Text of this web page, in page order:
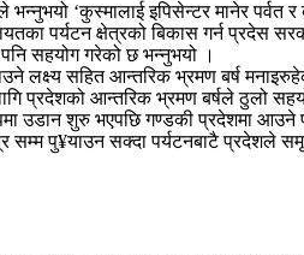
भन्नुभयो ‘कुस्मालाई इपिसेन्टर मानेर
पर्यटन क्षेत्रको बिकास गर्न प्रदेस
सहयोग गरेको छ भन्नुभयो ।
लक्ष्य सहित आन्तरिक भ्रमण बर्ष
प्रदेशको आन्तरिक भ्रमण बर्षले ठुलो
उडान शुरु भएपछि गण्डकी प्रदेशमा
सम्म पु¥याउन सक्दा पर्यटनबाटै प्रदेशले